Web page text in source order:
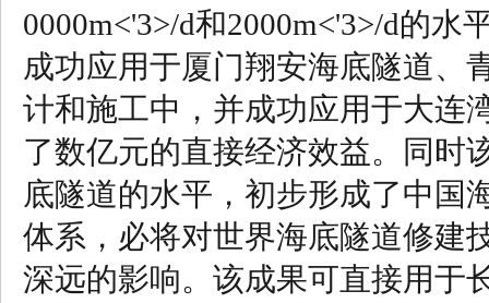
0000m<'3>/d和2000m<'3>/d的
成功应用于厦门翔安海底隧道、
计和施工中，并成功应用于大连
了数亿元的直接经济效益。同时
底隧道的水平，初步形成了中国
体系，必将对世界海底隧道修建
深远的影响。该成果可直接用于